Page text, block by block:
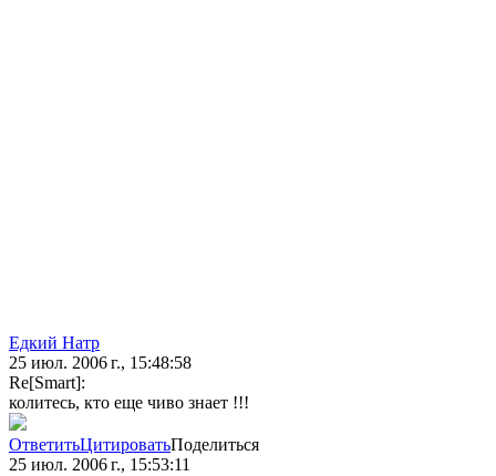
Едкий Натр
25 июл. 2006 г., 15:48:58
Re[Smart]:
колитесь, кто еще чиво знает !!!
ОтветитьЦитироватьПоделиться
25 июл. 2006 г., 15:53:11